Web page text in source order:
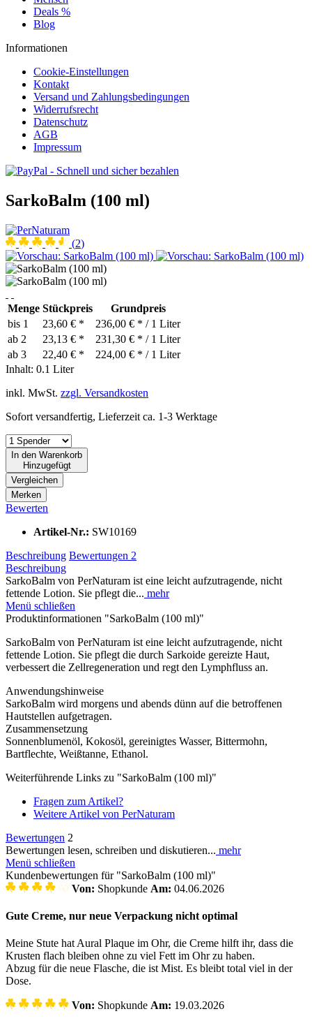
Deals %
Blog
Informationen
Cookie-Einstellungen
Kontakt
Versand und Zahlungsbedingungen
Widerrufsrecht
Datenschutz
AGB
Impressum
SarkoBalm (100 ml)
(2)
Menge Stückpreis
Grundpreis
bis 1 23,60 € *
236,00 € * / 1 Liter
ab 2 23,13 € *
231,30 € * / 1 Liter
ab 3 22,40 € *
224,00 € * / 1 Liter
Inhalt: 0.1 Liter
inkl. MwSt. zzgl. Versandkosten
Sofort versandfertig, Lieferzeit ca. 1-3 Werktage
In den Warenkorb
Hinzugefügt
Vergleichen
Merken
Bewerten
Artikel-Nr.: SW10169
Beschreibung Bewertungen 2
Beschreibung
SarkoBalm von PerNaturam ist eine leicht aufzutragende, nicht
fettende Lotion. Sie pflegt die... mehr
Menü schließen
Produktinformationen "SarkoBalm (100 ml)"
SarkoBalm von PerNaturam ist eine leicht aufzutragende, nicht
fettende Lotion. Sie pflegt die durch Sarkoide gereizte Haut,
verbessert die Zellregeneration und regt den Lymphfluss an.
Anwendungshinweise
SarkoBalm wird morgens und abends dünn auf die betroffenen
Hautstellen aufgetragen.
Zusammensetzung
Sonnenblumenöl, Kokosöl, gereinigtes Wasser, Bittermohn,
Bartflechte, Weißtanne, Ethanol.
Weiterführende Links zu "SarkoBalm (100 ml)"
Fragen zum Artikel?
Weitere Artikel von PerNaturam
Bewertungen 2
Bewertungen lesen, schreiben und diskutieren... mehr
Menü schließen
Kundenbewertungen für "SarkoBalm (100 ml)"
Von: Shopkunde Am: 04.06.2026
Gute Creme, nur neue Verpackung nicht optimal
Meine Stute hat Aural Plaque im Ohr, die Creme hilft ihr, dass die
Krusten flach bleiben ohne zu viel Fett im Ohr zu haben.
Abzug für die neue Flasche, die ist Mist. Es bleibt total viel in der
Dose.
Von: Shopkunde Am: 19.03.2026